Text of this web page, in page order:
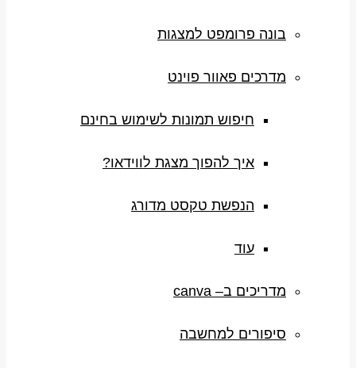
בונה פרומפט למצגות
מדרכים פאוור פוינט
חיפוש תמונות לשימוש בחינם
איך להפוך מצגת לווידאו?
הנפשת טקסט מדורג
עוד
מדריכים ב– canva
סיפורים למחשבה